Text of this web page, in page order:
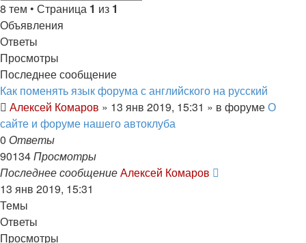
8 тем • Страница 1 из 1
Объявления
Ответы
Просмотры
Последнее сообщение
Как поменять язык форума с английского на русский
Алексей Комаров » 13 янв 2019, 15:31 » в форумеО
сайте и форуме нашего автоклуба
0 Ответы
90134Просмотры
Последнее сообщениеАлексей Комаров
13 янв 2019, 15:31
Темы
Ответы
Просмотры